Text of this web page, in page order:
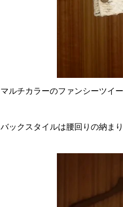
マルチカラーのファンシーツイ
バックスタイルは腰回りの納ま